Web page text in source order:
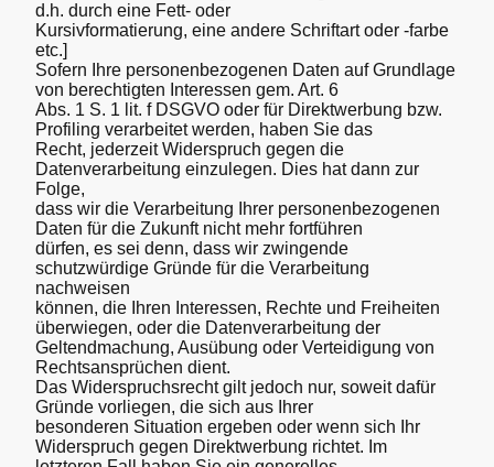
d.h. durch eine Fett- oder
Kursivformatierung, eine andere Schriftart oder -farbe
etc.]
Sofern Ihre personenbezogenen Daten auf Grundlage
von berechtigten Interessen gem. Art. 6
Abs. 1 S. 1 lit. f DSGVO oder für Direktwerbung bzw.
Profiling verarbeitet werden, haben Sie das
Recht, jederzeit Widerspruch gegen die
Datenverarbeitung einzulegen. Dies hat dann zur
Folge,
dass wir die Verarbeitung Ihrer personenbezogenen
Daten für die Zukunft nicht mehr fortführen
dürfen, es sei denn, dass wir zwingende
schutzwürdige Gründe für die Verarbeitung
nachweisen
können, die Ihren Interessen, Rechte und Freiheiten
überwiegen, oder die Datenverarbeitung der
Geltendmachung, Ausübung oder Verteidigung von
Rechtsansprüchen dient.
Das Widerspruchsrecht gilt jedoch nur, soweit dafür
Gründe vorliegen, die sich aus Ihrer
besonderen Situation ergeben oder wenn sich Ihr
Widerspruch gegen Direktwerbung richtet. Im